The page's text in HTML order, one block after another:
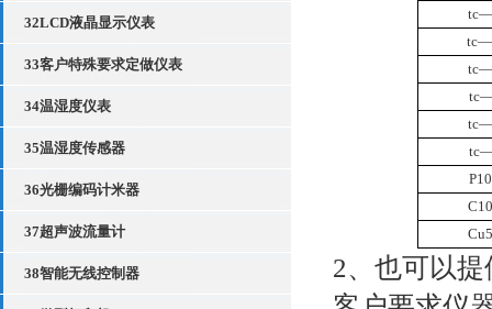
32LCD液晶显示仪表
33客户特殊要求定做仪表
34温湿度仪表
35温湿度传感器
36光栅编码计米器
37超声波流量计
38智能无线控制器
tc―
tc―
tc―
tc
tc―
tc
2、也可以